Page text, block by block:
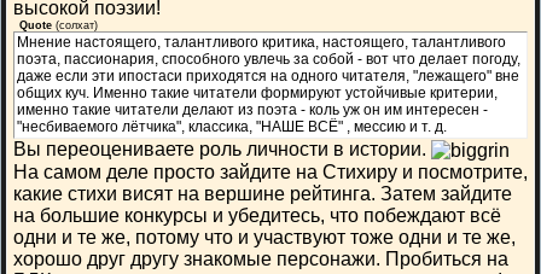
высокой поэзии!
Quote (солхат)
Мнение настоящего, талантливого критика, настоящего, талантливого
поэта, пассионария, способного увлечь за собой - вот что делает погоду,
даже если эти ипостаси приходятся на одного читателя, "лежащего" вне
общих куч. Именно такие читатели формируют устойчивые критерии,
именно такие читатели делают из поэта - коль уж он им интересен -
"несбиваемого лётчика", классика, "НАШЕ ВСЁ" , мессию и т. д.
Вы переоцениваете роль личности в истории.
На самом деле просто зайдите на Стихиру и посмотрите,
какие стихи висят на вершине рейтинга. Затем зайдите
на большие конкурсы и убедитесь, что побеждают всё
одни и те же, потому что и участвуют тоже одни и те же,
хорошо друг другу знакомые персонажи. Пробиться на